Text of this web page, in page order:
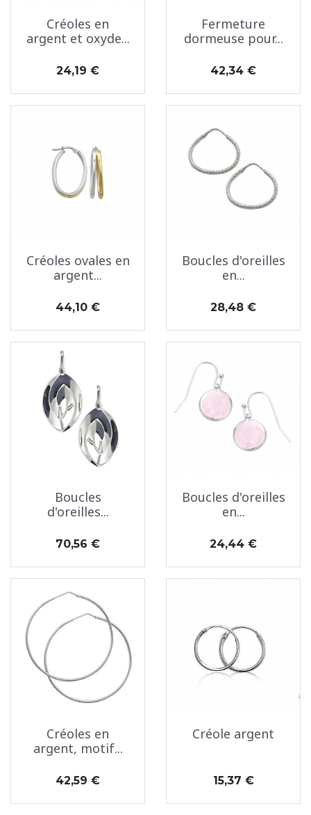
Créoles en
argent et oxyde...
Prix
24,19 €
Fermeture
dormeuse pour...
Prix
42,34 €
Créoles ovales en
argent...
Prix
44,10 €
Boucles d'oreilles
en...
Prix
28,48 €
Boucles
d'oreilles...
Prix
70,56 €
Boucles d'oreilles
en...
Prix
24,44 €
Créoles en
argent, motif...
Prix
42,59 €
Créole argent
Prix
15,37 €